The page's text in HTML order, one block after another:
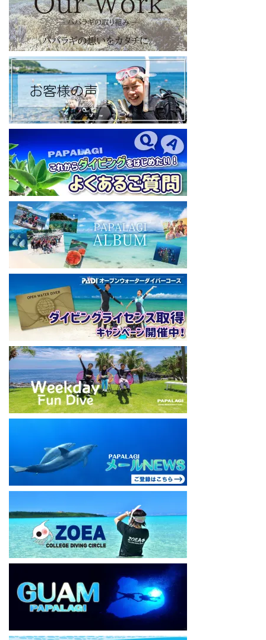
【パパラギダイビングスクール Blog
】
お得なイベント告知やツアー情報を知りたい方へ
https://papalagi-blog.com/
◆YouTubeチャンネル登録はコチラから
https://www.youtube.com/channel/UCYG3vspMIHdLQaKA7XNIjD
◆各地の水中世界を紹介するチャンネル、その名も「水中世界」
（サブチャンネル）
https://www.youtube.com/@user-mw1pw2jb4j
【初心者ダイビングライセンスコースはコチラ】
https://www.papalagi.co.jp/databox/data.php/campaign_owd_ja/c
ode
====================================
パパラギダイビングスクール
藤沢本店
神奈川県藤沢市 南藤沢10-4
本社企画部
0466-26-6101
====================================
#ダイビングライセンス #ダイビング #スキューバダイビング